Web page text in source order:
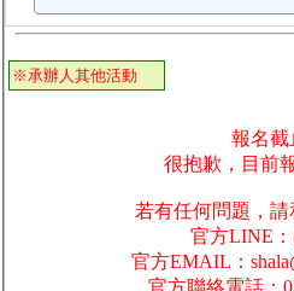
※承辦人其他活動
報名截
很抱歉，目前
若有任何問題，請
官方LINE：
官方EMAIL：
官方聯絡電話：